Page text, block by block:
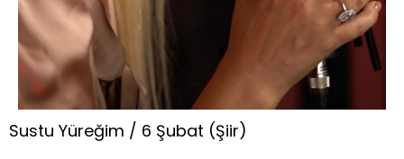
Sustu Yüreğim / 6 Şubat (Şiir)